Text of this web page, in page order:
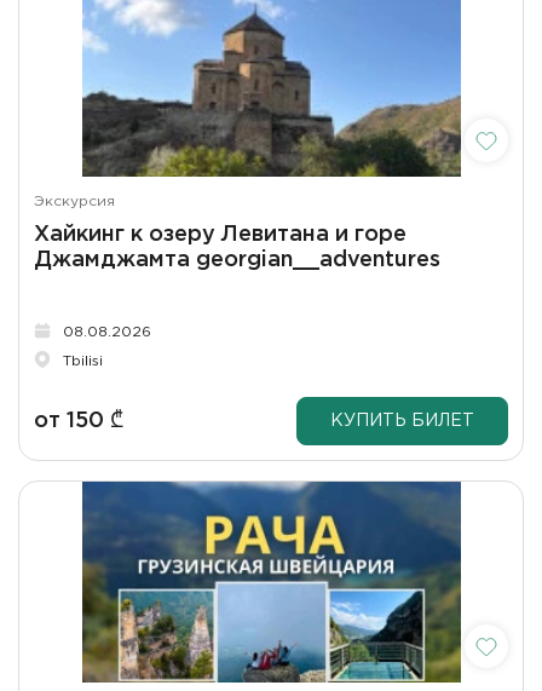
Экскурсия
Хайкинг к озеру Левитана и горе
Джамджамта georgian__adventures
08.08.2026
Tbilisi
от 150 ₾ КУПИТЬ БИЛЕТ